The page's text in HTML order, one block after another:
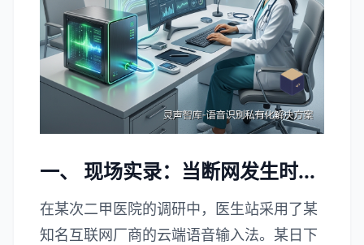
一、 现场实录：当断网发生时...
在某次二甲医院的调研中，医生站采用了某
知名互联网厂商的云端语音输入法。某日下